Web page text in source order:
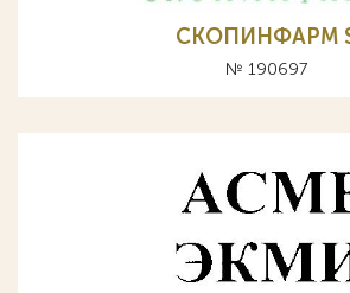
СКОПИНФАРМ
№ 190697